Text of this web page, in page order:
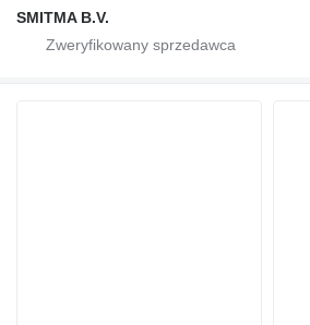
SMITMA B.V.